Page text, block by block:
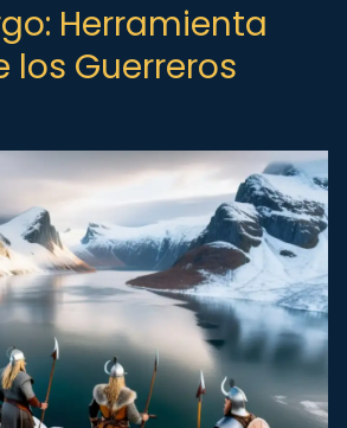
Herramienta
los Guerreros